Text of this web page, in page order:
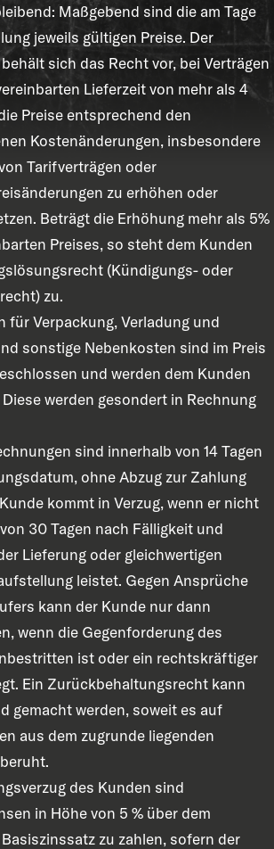
Maßgebend sind die am Tage
jeweils gültigen Preise. Der
sich das Recht vor, bei Verträgen
Lieferzeit von mehr als 4
Preise entsprechend den
Kostenänderungen, insbesondere
Tarifverträgen oder
zu erhöhen oder
Beträgt die Erhöhung mehr als 5%
Preises, so steht dem Kunden
(Kündigungs- oder
zu.
für Verpackung, Verladung und
sonstige Nebenkosten sind im Preis
und werden dem Kunden
werden gesondert in Rechnung
sind innerhalb von 14 Tagen
ohne Abzug zur Zahlung
kommt in Verzug, wenn er nicht
30 Tagen nach Fälligkeit und
Lieferung oder gleichwertigen
leistet. Gegen Ansprüche
kann der Kunde nur dann
wenn die Gegenforderung des
ist oder ein rechtskräftiger
Ein Zurückbehaltungsrecht kann
gemacht werden, soweit es auf
aus dem zugrunde liegenden
des Kunden sind
in Höhe von 5 % über dem
zu zahlen, sofern der